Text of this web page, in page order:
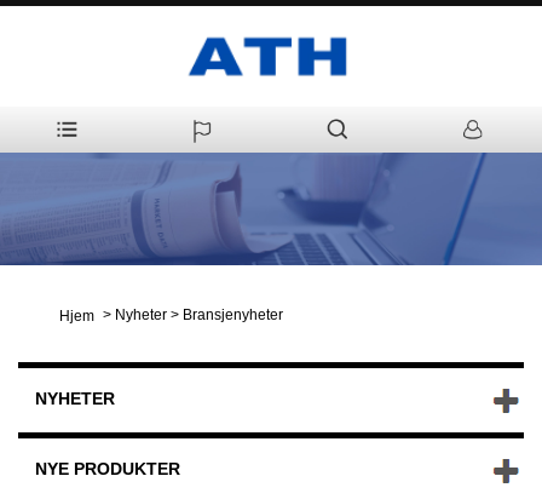
Hjem > Nyheter > Bransjenyheter
NYHETER
NYE PRODUKTER